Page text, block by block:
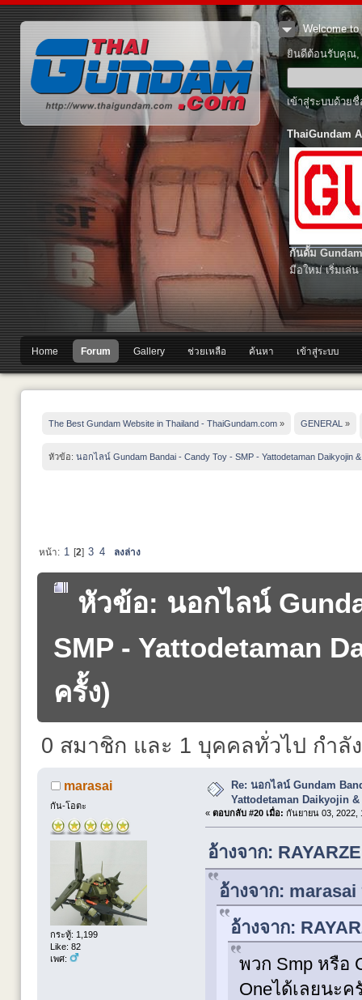
Welcome to
ยินดีต้อนรับคุณ,
เข้าสู่ระบบด้วย
ThaiGundam
กันดั้ม
มือใหม่ เริ่มเล่น
Home Forum Gallery ช่วยเหลือ ค้นหา เข้าสู่ระบบ
The Best Gundam Website in Thailand - ThaiGundam.com » GENERAL »
หัวข้อ: นอกไลน์ Gundam Bandai - Candy Toy - SMP - Yattodetaman Daikyojin
หน้า: 1 [2] 3 4 ลงล่าง
หัวข้อ: นอกไลน์
SMP - Yattodetaman
ครั้ง)
0 สมาชิก และ 1 บุคคลทั่วไป กำลั
marasai
กัน-โอตะ
กระทู้: 1,199
Like: 82
เพศ:
Re: นอกไลน์ Gundam
Yattodetaman Daikyojin &
« ตอบกลับ #20 เมื่อ: กันยายน 03, 2022,
อ้างจาก:
อ้างจาก:
อ้างจาก:
พวก Smp หรือ
Oneได้เลยนะ